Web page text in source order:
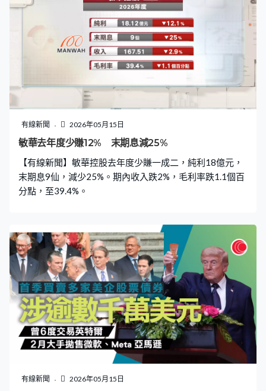
相當於約5,800億港元，有望成為全球歷來最大新股上市。
有線新聞 2026年05月15日
敏華去年度少賺12% 末期息減25%
【有線新聞】敏華控股去年度少賺一成二，純利18億元，
末期息9仙，減少25%。期內收入跌2%，毛利率跌1.1個百
分點，至39.4%。
有線新聞 2026年05月15日